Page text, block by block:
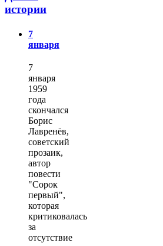
истории
7
января
7
января
1959
года
скончался
Борис
Лавренёв,
советский
прозаик,
автор
повести
"Сорок
первый",
которая
критиковалась
за
отсутствие